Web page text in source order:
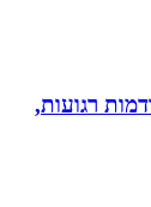
רגועות,